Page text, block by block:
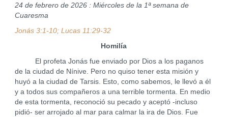
24 de febrero de 2026 : Miércoles de la 1ª semana de
Cuaresma
Jonás 3:1-10; Lucas 11:29-32
Homilía
El profeta Jonás fue enviado por Dios a los paganos
de la ciudad de Nínive. Pero no quiso tener esta misión y
huyó a la ciudad de Tarsis. Esto, como sabemos, le llevó a él
y a todos sus compañeros a una terrible tormenta. En medio
de esta tormenta, reconoció su pecado y aceptó -incluso
pidió- ser arrojado al mar para calmar la ira de Dios. Fue